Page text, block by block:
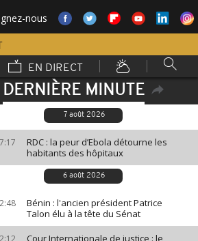
nous
EN DIRECT
DERNIÈRE MINUTE
7 août 2026
RDC : la peur d’Ebola détourne les
habitants des hôpitaux
6 août 2026
Bénin : l'ancien président Patrice
Talon élu à la tête du Sénat
Cour Internationale de justice : le